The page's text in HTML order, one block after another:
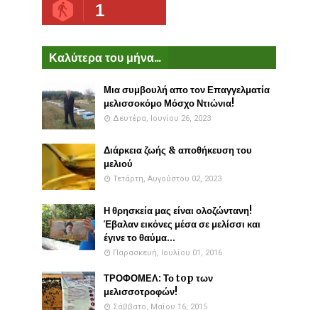
1
Καλύτερα του μήνα...
Μια συμβουλή απο τον Επαγγελματία
μελισσοκόμο Μόσχο Ντιώνια!
Δευτέρα, Ιουνίου 26, 2023
Διάρκεια ζωής & αποθήκευση του
μελιού
Τετάρτη, Αυγούστου 02, 2023
Η θρησκεία μας είναι ολοζώντανη!
Έβαλαν εικόνες μέσα σε μελίσσι και
έγινε το θαύμα...
Παρασκευή, Ιουλίου 01, 2016
ΤΡΟΦΟΜΕΛ: Το top των
μελισσοτροφών!
Σάββατο, Μαΐου 16, 2015